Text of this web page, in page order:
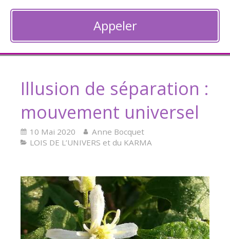
Appeler
Illusion de séparation :
mouvement universel
10 Mai 2020
Anne Bocquet
LOIS DE L’UNIVERS et du KARMA